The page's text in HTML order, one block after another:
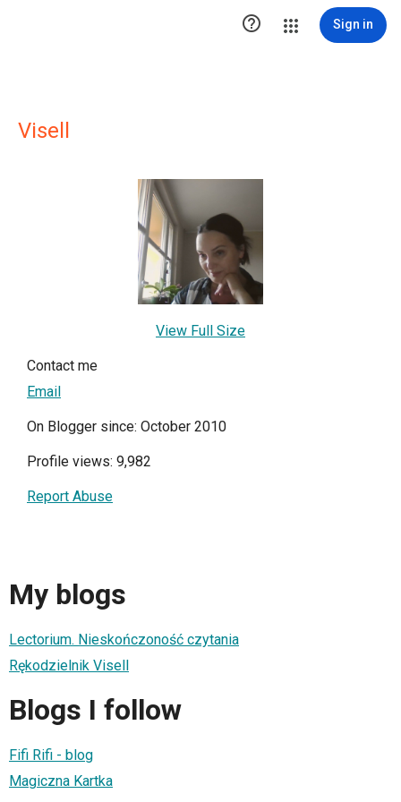
 Sign in
Visell
View Full Size
Contact me
Email
On Blogger since: October 2010
Profile views: 9,982
Report Abuse
My blogs
Lectorium. Nieskończoność czytania
Rękodzielnik Visell
Blogs I follow
Fifi Rifi - blog
Magiczna Kartka